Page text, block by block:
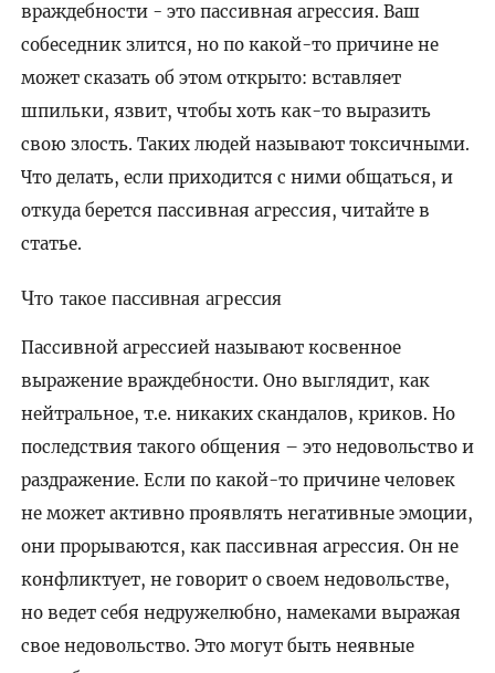
враждебности - это пассивная агрессия. Ваш
собеседник злится, но по какой-то причине не
может сказать об этом открыто: вставляет
шпильки, язвит, чтобы хоть как-то выразить
свою злость. Таких людей называют токсичными.
Что делать, если приходится с ними общаться, и
откуда берется пассивная агрессия, читайте в
статье.
Что такое пассивная агрессия
Пассивной агрессией называют косвенное
выражение враждебности. Оно выглядит, как
нейтральное, т.е. никаких скандалов, криков. Но
последствия такого общения – это недовольство и
раздражение. Если по какой-то причине человек
не может активно проявлять негативные эмоции,
они прорываются, как пассивная агрессия. Он не
конфликтует, не говорит о своем недовольстве,
но ведет себя недружелюбно, намеками выражая
свое недовольство. Это могут быть неявные